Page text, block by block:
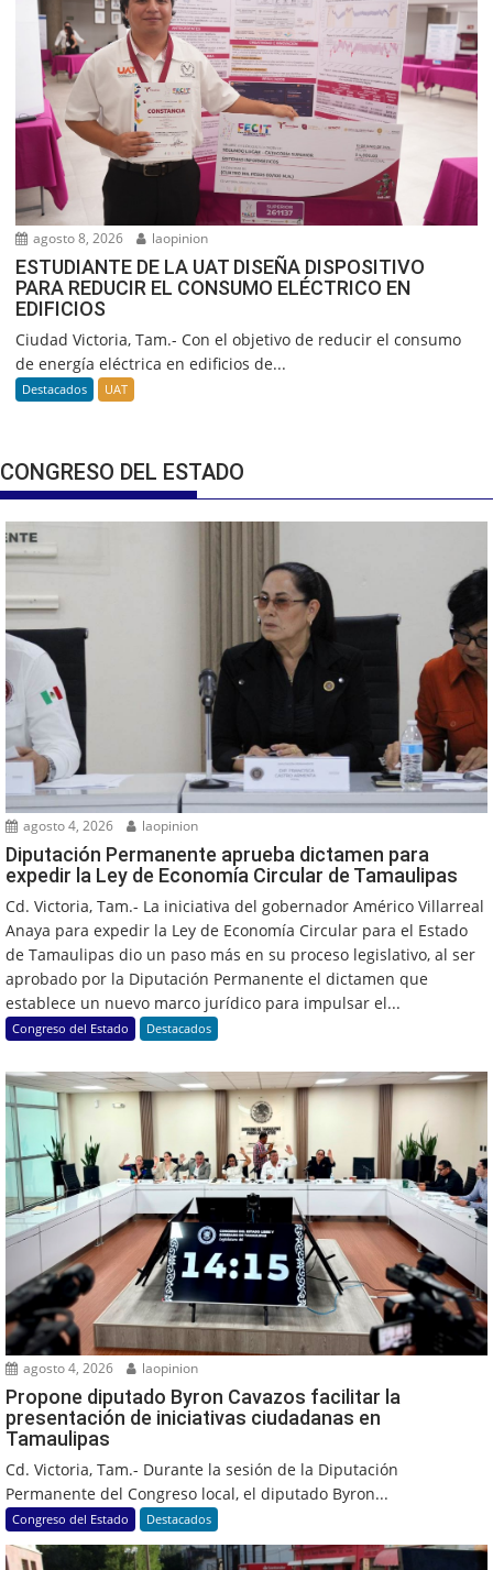
agosto 8, 2026 laopinion
ESTUDIANTE DE LA UAT DISEÑA DISPOSITIVO
PARA REDUCIR EL CONSUMO ELÉCTRICO EN
EDIFICIOS
Ciudad Victoria, Tam.- Con el objetivo de reducir el consumo
de energía eléctrica en edificios de...
Destacados UAT
CONGRESO DEL ESTADO
agosto 4, 2026 laopinion
Diputación Permanente aprueba dictamen para
expedir la Ley de Economía Circular de Tamaulipas
Cd. Victoria, Tam.- La iniciativa del gobernador Américo Villarreal
Anaya para expedir la Ley de Economía Circular para el Estado
de Tamaulipas dio un paso más en su proceso legislativo, al ser
aprobado por la Diputación Permanente el dictamen que
establece un nuevo marco jurídico para impulsar el...
Congreso del Estado Destacados
agosto 4, 2026 laopinion
Propone diputado Byron Cavazos facilitar la
presentación de iniciativas ciudadanas en
Tamaulipas
Cd. Victoria, Tam.- Durante la sesión de la Diputación
Permanente del Congreso local, el diputado Byron...
Congreso del Estado Destacados